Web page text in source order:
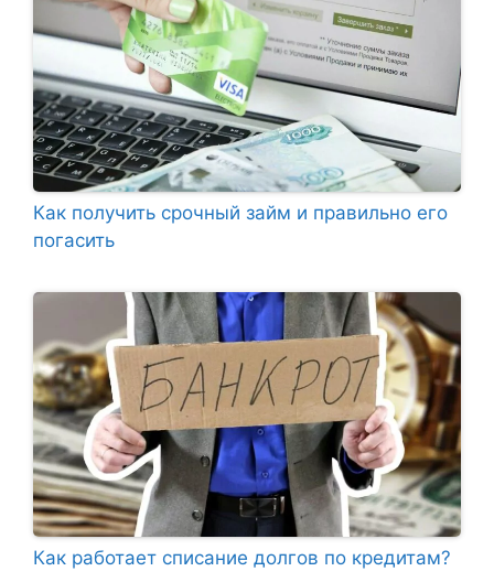
Как получить срочный займ и правильно его
погасить
Как работает списание долгов по кредитам?